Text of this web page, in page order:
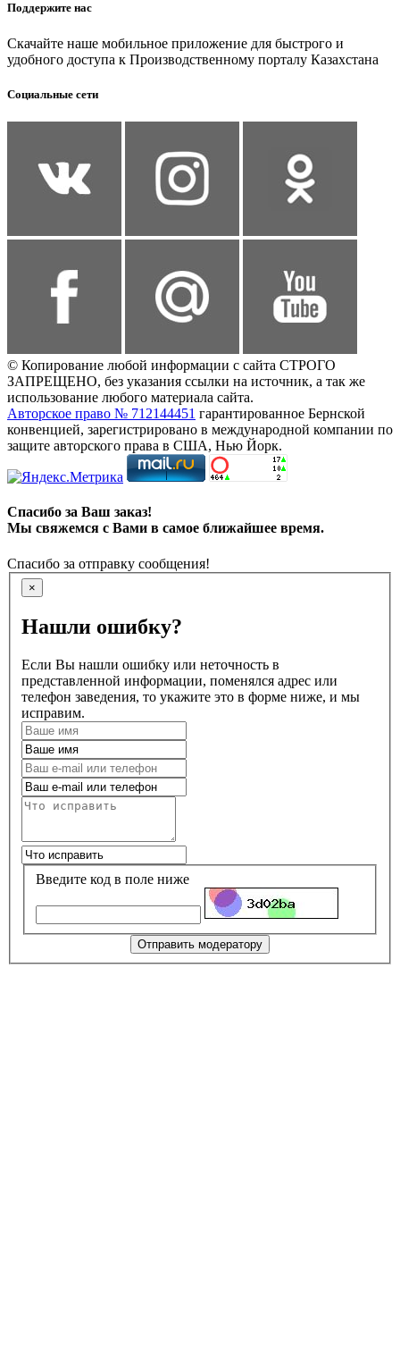
Поддержите нас
Скачайте наше мобильное приложение для быстрого и
удобного доступа к Производственному порталу Казахстана
Социальные сети
© Копирование любой информации с сайта СТРОГО
ЗАПРЕЩЕНО, без указания ссылки на источник, а так же
использование любого материала сайта.
Авторское право № 712144451 гарантированное Бернской
конвенцией, зарегистрировано в международной компании по
защите авторского права в США, Нью Йорк.
Спасибо за Ваш заказ!
Мы свяжемся с Вами в самое ближайшее время.
Спасибо за отправку сообщения!
×
Нашли ошибку?
Если Вы нашли ошибку или неточность в
представленной информации, поменялся адрес или
телефон заведения, то укажите это в форме ниже, и мы
исправим.
Введите код в поле ниже
Отправить модератору